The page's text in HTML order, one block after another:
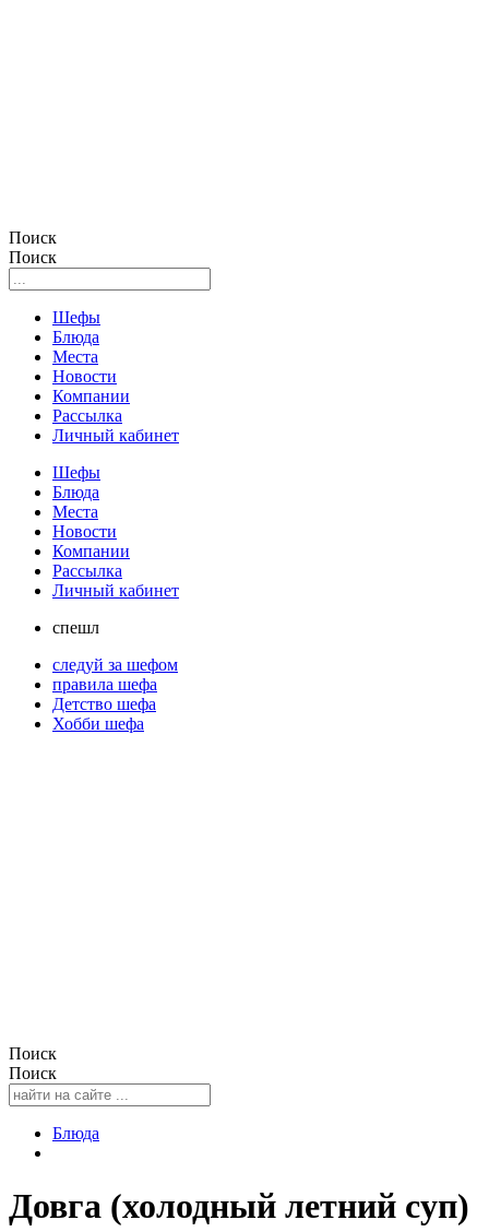
Поиск
Поиск
Шефы
Блюда
Места
Новости
Компании
Рассылка
Личный кабинет
Шефы
Блюда
Места
Новости
Компании
Рассылка
Личный кабинет
спешл
следуй за шефом
правила шефа
Детство шефа
Хобби шефа
Поиск
Поиск
Блюда
Довга (холодный летний суп)